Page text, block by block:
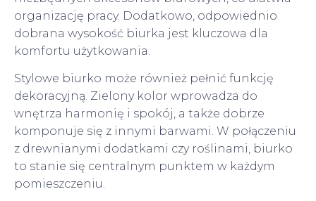
organizację pracy. Dodatkowo, odpowiednio
dobrana wysokość biurka jest kluczowa dla
komfortu użytkowania.
Stylowe biurko może również pełnić funkcję
dekoracyjną. Zielony kolor wprowadza do
wnętrza harmonię i spokój, a także dobrze
komponuje się z innymi barwami. W połączeniu
z drewnianymi dodatkami czy roślinami, biurko
to stanie się centralnym punktem w każdym
pomieszczeniu.